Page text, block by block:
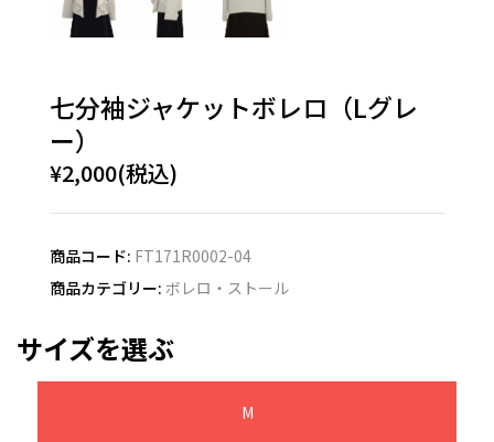
七分袖ジャケットボレロ（Lグレ
ー）
¥2,000(税込)
商品コード: FT171R0002-04
商品カテゴリー: ボレロ・ストール
サイズを選ぶ
M